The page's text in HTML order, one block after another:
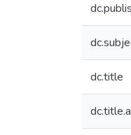
dc.title